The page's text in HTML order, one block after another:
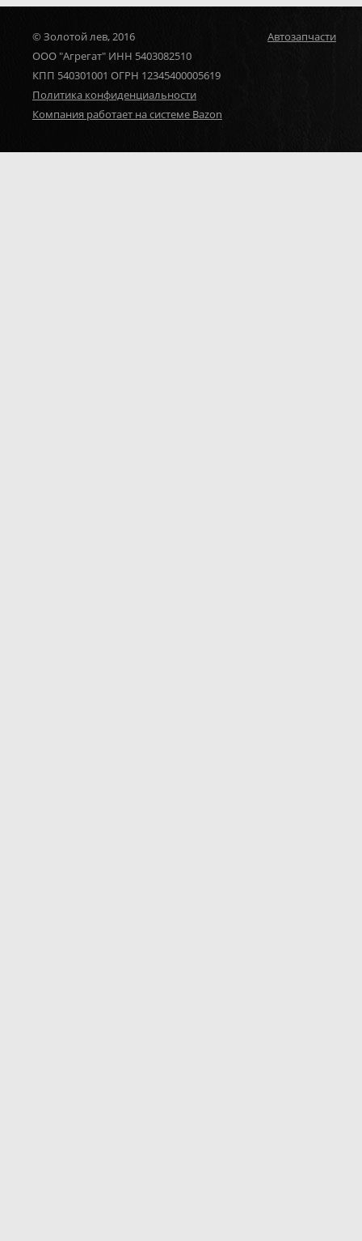
© Золотой лев, 2016
ООО "Агрегат" ИНН 5403082510
КПП 540301001 ОГРН 12345400005619
Политика конфиденциальности
Компания работает на системе Bazon
Автозапчасти